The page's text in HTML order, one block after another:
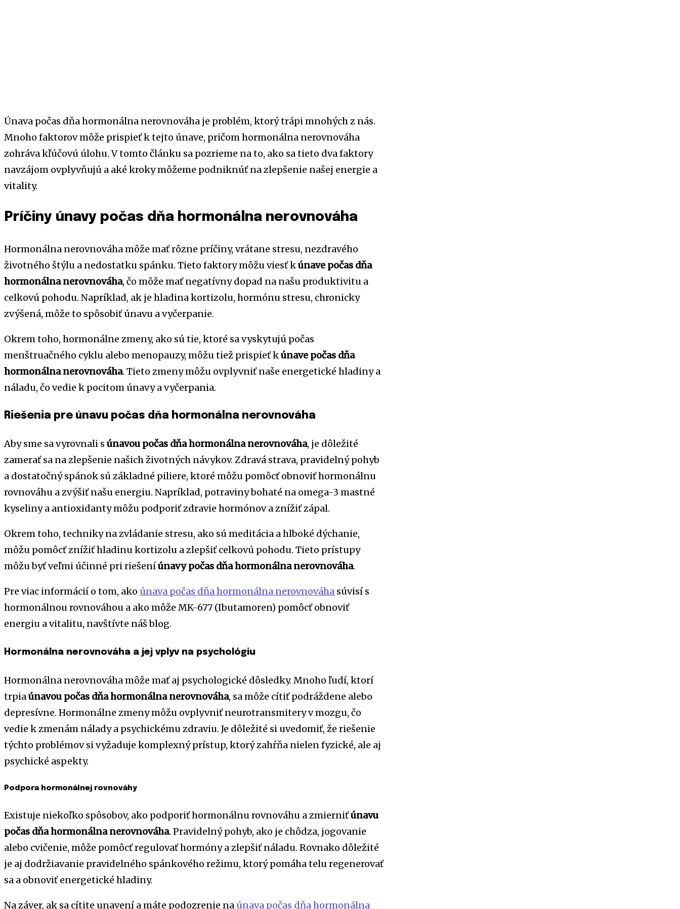
Únava počas dňa hormonálna nerovnováha je problém, ktorý trápi mnohých z nás.
Mnoho faktorov môže prispieť k tejto únave, pričom hormonálna nerovnováha
zohráva kľúčovú úlohu. V tomto článku sa pozrieme na to, ako sa tieto dva faktory
navzájom ovplyvňujú a aké kroky môžeme podniknúť na zlepšenie našej energie a
vitality.
Príčiny únavy počas dňa hormonálna nerovnováha
Hormonálna nerovnováha môže mať rôzne príčiny, vrátane stresu, nezdravého
životného štýlu a nedostatku spánku. Tieto faktory môžu viesť kúnave počas dňa
hormonálna nerovnováha, čo môže mať negatívny dopad na našu produktivitu a
celkovú pohodu. Napríklad, ak je hladina kortizolu, hormónu stresu, chronicky
zvýšená, môže to spôsobiť únavu a vyčerpanie.
Okrem toho, hormonálne zmeny, ako sú tie, ktoré sa vyskytujú počas
menštruačného cyklu alebo menopauzy, môžu tiež prispieť kúnave počas dňa
hormonálna nerovnováha. Tieto zmeny môžu ovplyvniť naše energetické hladiny a
náladu, čo vedie k pocitom únavy a vyčerpania.
Riešenia pre únavu počas dňa hormonálna nerovnováha
Aby sme sa vyrovnali s únavou počas dňa hormonálna nerovnováha, je dôležité
zamerať sa na zlepšenie našich životných návykov. Zdravá strava, pravidelný pohyb
a dostatočný spánok sú základné piliere, ktoré môžu pomôcť obnoviť hormonálnu
rovnováhu a zvýšiť našu energiu. Napríklad, potraviny bohaté na omega-3 mastné
kyseliny a antioxidanty môžu podporiť zdravie hormónov a znížiť zápal.
Okrem toho, techniky na zvládanie stresu, ako sú meditácia a hlboké dýchanie,
môžu pomôcť znížiť hladinu kortizolu a zlepšiť celkovú pohodu. Tieto prístupy
môžu byť veľmi účinné pri riešeníúnavy počas dňa hormonálna nerovnováha.
Pre viac informácií o tom, ako únava počas dňa hormonálna nerovnováha súvisí s
hormonálnou rovnováhou a ako môže MK-677 (Ibutamoren) pomôcť obnoviť
energiu a vitalitu, navštívte náš blog.
Hormonálna nerovnováha a jej vplyv na psychológiu
Hormonálna nerovnováha môže mať aj psychologické dôsledky. Mnoho ľudí, ktorí
trpia únavou počas dňa hormonálna nerovnováha, sa môže cítiť podráždene alebo
depresívne. Hormonálne zmeny môžu ovplyvniť neurotransmitery v mozgu, čo
vedie k zmenám nálady a psychickému zdraviu. Je dôležité si uvedomiť, že riešenie
týchto problémov si vyžaduje komplexný prístup, ktorý zahŕňa nielen fyzické, ale aj
psychické aspekty.
Podpora hormonálnej rovnováhy
Existuje niekoľko spôsobov, ako podporiť hormonálnu rovnováhu a zmierniťúnavu
počas dňa hormonálna nerovnováha. Pravidelný pohyb, ako je chôdza, jogovanie
alebo cvičenie, môže pomôcť regulovať hormóny a zlepšiť náladu. Rovnako dôležité
je aj dodržiavanie pravidelného spánkového režimu, ktorý pomáha telu regenerovať
sa a obnoviť energetické hladiny.
Na záver, ak sa cítite unavení a máte podozrenie na únava počas dňa hormonálna